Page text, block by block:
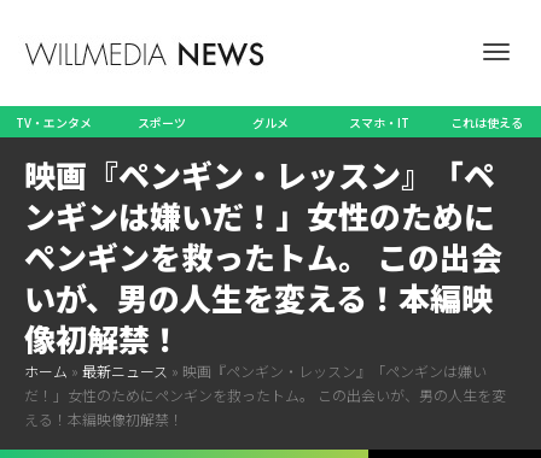
TV・エンタメ スポーツ グルメ スマホ・IT これは使える
映画『ペンギン・レッスン』「ペ
ンギンは嫌いだ！」女性のために
ペンギンを救ったトム。 この出会
いが、男の人生を変える！本編映
像初解禁！
ホーム » 最新ニュース » 映画『ペンギン・レッスン』「ペンギンは嫌い
だ！」女性のためにペンギンを救ったトム。 この出会いが、男の人生を変
える！本編映像初解禁！